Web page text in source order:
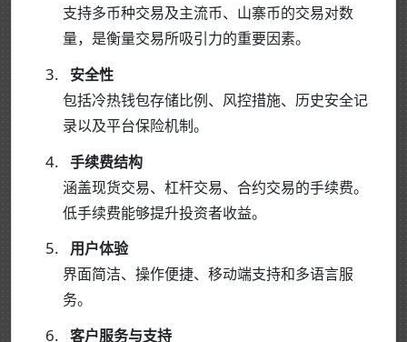
支持多币种交易及主流币、山寨币的交易对数
量，是衡量交易所吸引力的重要因素。
安全性
包括冷热钱包存储比例、风控措施、历史安全记
录以及平台保险机制。
手续费结构
涵盖现货交易、杠杆交易、合约交易的手续费。
低手续费能够提升投资者收益。
用户体验
界面简洁、操作便捷、移动端支持和多语言服
务。
客户服务与支持